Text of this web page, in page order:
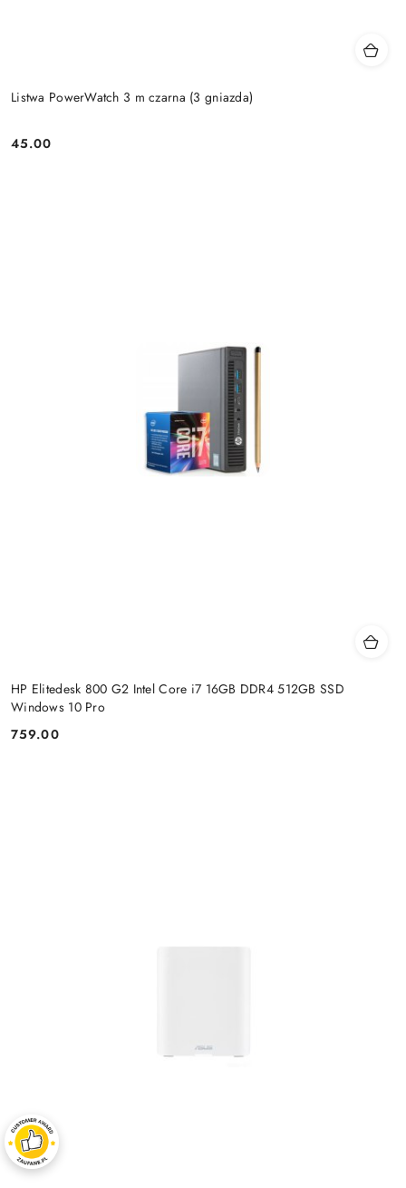
Listwa PowerWatch 3 m czarna (3 gniazda)
Price:
45.00
HP Elitedesk 800 G2 Intel Core i7 16GB DDR4 512GB SSD
Windows 10 Pro
Price:
759.00